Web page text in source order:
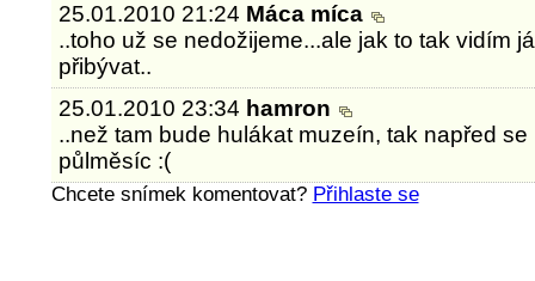
25.01.2010 21:24 Máca míca
..toho už se nedožijeme...ale jak to tak vidím
přibývat..
25.01.2010 23:34 hamron
..než tam bude hulákat muzeín, tak napřed
půlměsíc :(
Chcete snímek komentovat? Přihlaste se